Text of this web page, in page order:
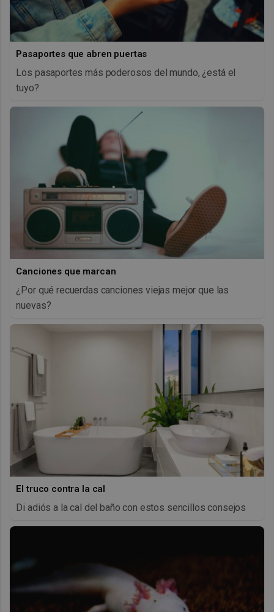
Pasaportes que abren puertas
Los pasaportes más poderosos del mundo, ¿está el
tuyo?
Canciones que marcan
¿Por qué recuerdas canciones viejas mejor que las
nuevas?
El truco contra la cal
Di adiós a la cal del baño con estos sencillos consejos